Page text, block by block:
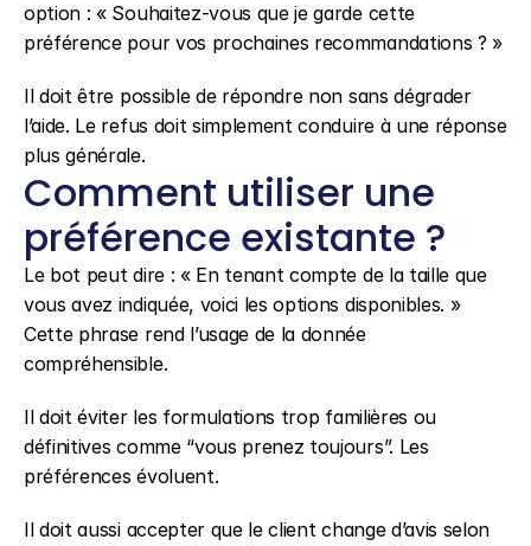
option : « Souhaitez-vous que je garde cette
préférence pour vos prochaines recommandations ? »
Il doit être possible de répondre non sans dégrader
l’aide. Le refus doit simplement conduire à une réponse
plus générale.
Comment utiliser une
préférence existante ?
Le bot peut dire : « En tenant compte de la taille que
vous avez indiquée, voici les options disponibles. »
Cette phrase rend l’usage de la donnée
compréhensible.
Il doit éviter les formulations trop familières ou
définitives comme “vous prenez toujours”. Les
préférences évoluent.
Il doit aussi accepter que le client change d’avis selon